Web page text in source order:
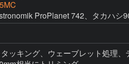
ProPlanet 742、タカハシ
ッキング、ウェーブレット処理